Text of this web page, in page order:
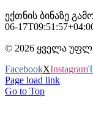
ექთნის ბინაზე
06-
© 2026 ყველა
FacebookXInstagram
Page load link
Go to Top